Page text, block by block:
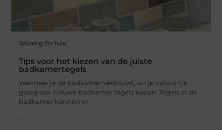
Woning En Tuin
Tips voor het kiezen van de juiste
badkamertegels
Wanneer je de badkamer verbouwt, wil je natuurlijk
graag ook nieuwe badkamer tegels kopen. Tegels in de
badkamer kunnen er